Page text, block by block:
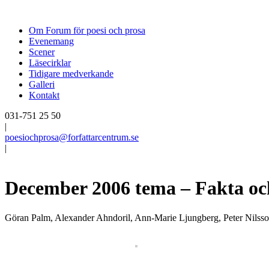
Om Forum för poesi och prosa
Evenemang
Scener
Läsecirklar
Tidigare medverkande
Galleri
Kontakt
031-751 25 50
|
poesiochprosa@forfattarcentrum.se
|
December 2006 tema – Fakta
Göran Palm, Alexander Ahndoril, Ann-Marie Ljungberg, Peter